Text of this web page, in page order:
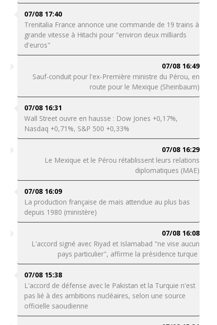
07/08 17:40
Trenitalia France annonce une commande de 19 trains à
grande vitesse à Hitachi pour "environ deux milliards
d'euros"
07/08 16:49
Sauf-conduit pour l'ex-Première ministre du Pérou, en
route pour le Mexique (Sheinbaum)
07/08 16:31
Wall Street ouvre en hausse : Dow Jones +0,17%,
Nasdaq +0,71%, S&P 500 +0,33%
07/08 16:29
Le Mexique et le Pérou rétablissent leurs relations
diplomatiques (MAE)
07/08 16:09
La production française de maïs attendue au plus bas
depuis 1980 (ministère)
07/08 16:08
L'accord signé avec Riyad et Islamabad "ne vise aucun
pays particulier", affirme la présidence turque
07/08 15:38
L'accord de défense avec le Pakistan et la Turquie n'est
pas lié à des ambitions nucléaires, selon une source
officielle saoudienne